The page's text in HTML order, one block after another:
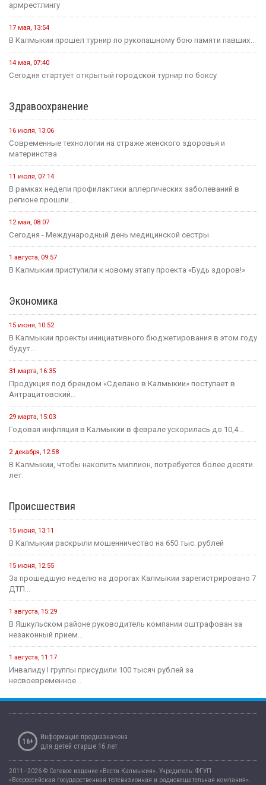
армрестлингу
17 мая, 13:54
В Калмыкии прошел турнир по рукопашному бою памяти павших...
14 мая, 07:40
Сегодня стартует открытый городской турнир по боксу
Здравоохранение
16 июля, 13:06
Современные технологии на страже женского здоровья и
материнства
11 июля, 07:14
В рамках недели профилактики аллергических заболеваний в
регионе прошли...
12 мая, 08:07
Сегодня - Международный день медицинской сестры.
1 августа, 09:57
В Калмыкии приступили к новому этапу проекта «Будь здоров!»
Экономика
15 июня, 10:52
В Калмыкии проекты инициативного бюджетирования в этом году
будут...
31 марта, 16:35
Продукция под брендом «Сделано в Калмыкии» поступает в
Антрацитовский...
29 марта, 15:03
Годовая инфляция в Калмыкии в феврале ускорилась до 10,4...
2 декабря, 12:58
В Калмыкии, чтобы накопить миллион, потребуется более десяти
лет.
Происшествия
15 июня, 13:11
В Калмыкии раскрыли мошенничество на 650 тыс. рублей
15 июня, 12:55
За прошедшую неделю на дорогах Калмыкии зарегистрировано 7
ДТП...
1 августа, 15:29
В Яшкульском районе руководитель компании оштрафован за
незаконный прием...
1 августа, 11:17
Инвалиду I группы присудили 100 тысяч рублей за
несвоевременное...
16+
Информация предназначена
для детей старше 16 лет
2011–2026 © Сетевое издание «Вести Калмыкия». Учредитель: ФГУП
«Всероссийская государственная телевизионная и радиовещательная компания».